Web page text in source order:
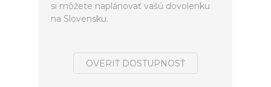
si môžete naplánovať vašú dovolenku
na Slovensku.
OVERIŤ DOSTUPNOSŤ